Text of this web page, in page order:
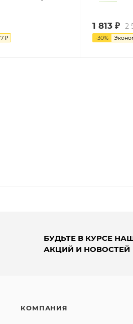
₽
1 813₽ 2
-30%
БУДЬТЕ В КУРСЕ
АКЦИЙ И НОВОСТЕЙ
КОМПАНИЯ